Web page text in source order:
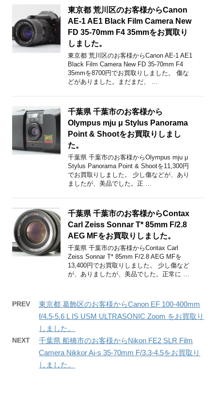
東京都 荒川区のお客様からCanon
AE-1 AE1 Black Film Camera New
FD 35-70mm F4 35mmをお買取り
しました。
東京都 荒川区のお客様からCanon AE-1 AE1
Black Film Camera New FD 35-70mm F4
35mmを8700円でお買取りしました。 傷な
どがありました。まだまだ、 …
千葉県 千葉市のお客様から
Olympus mju μ Stylus Panorama
Point & Shootをお買取りしまし
た。
千葉県 千葉市のお客様からOlympus mju μ
Stylus Panorama Point & Shootを11,300円
でお買取りしました。 少し傷などが、あり
ましたが、美品でした。正 …
千葉県 千葉市のお客様からContax
Carl Zeiss Sonnar T* 85mm F/2.8
AEG MFをお買取りしました。
千葉県 千葉市のお客様からContax Carl
Zeiss Sonnar T* 85mm F/2.8 AEG MFを
13,400円でお買取りしました。 少し傷など
が、ありましたが、美品でした。正常に …
PREV
東京都 葛飾区のお客様からCanon EF 100-400mm
f/4.5-5.6 L IS USM ULTRASONIC Zoom をお買取り
しました。
NEXT
千葉県 船橋市のお客様からNikon FE2 SLR Film
Camera Nikkor Ai-s 35-70mm F/3.3-4.5をお買取り
しました。